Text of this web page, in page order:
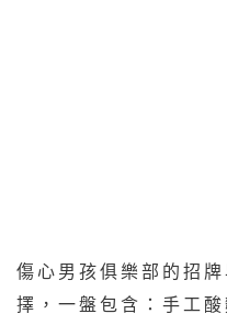
傷心男孩俱樂部的招
擇，一盤包含：手工